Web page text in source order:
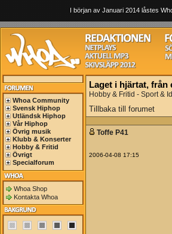
I början av Januari 2014 låstes
Whoa Community
Svensk Hiphop
Utländsk Hiphop
Vår Hiphop
Övrig musik
Klubb & Konserter
Hobby & Fritid
Övrigt
Specialforum
Whoa Shop
Kontakta Whoa
Laget i hjärtat, från
Hobby & Fritid - Sport &
Tillbaka till forumet
Toffe P41
2006-04-08 17:15